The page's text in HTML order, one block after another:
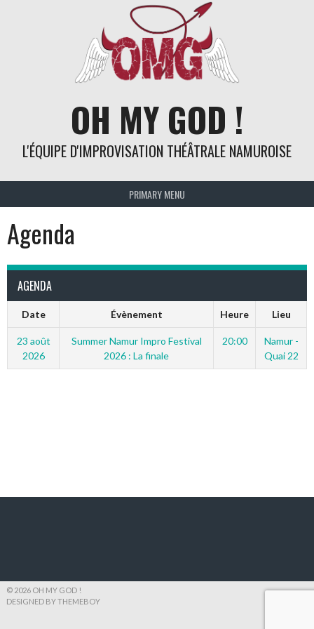
OH MY GOD !
L'ÉQUIPE D'IMPROVISATION THÉÂTRALE NAMUROISE
PRIMARY MENU
Agenda
AGENDA
Date Évènement Heure Lieu
23 août
2026
Summer Namur Impro Festival
2026 : La finale
20:00
Namur -
Quai 22
© 2026 OH MY GOD !
DESIGNED BY THEMEBOY